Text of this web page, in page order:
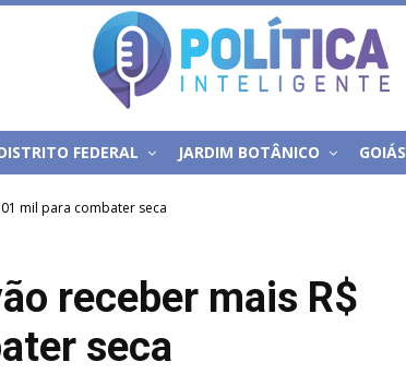
FEDERAL JARDIM BOTÂNICO GOIÁS
mil para combater seca
receber mais R$
seca